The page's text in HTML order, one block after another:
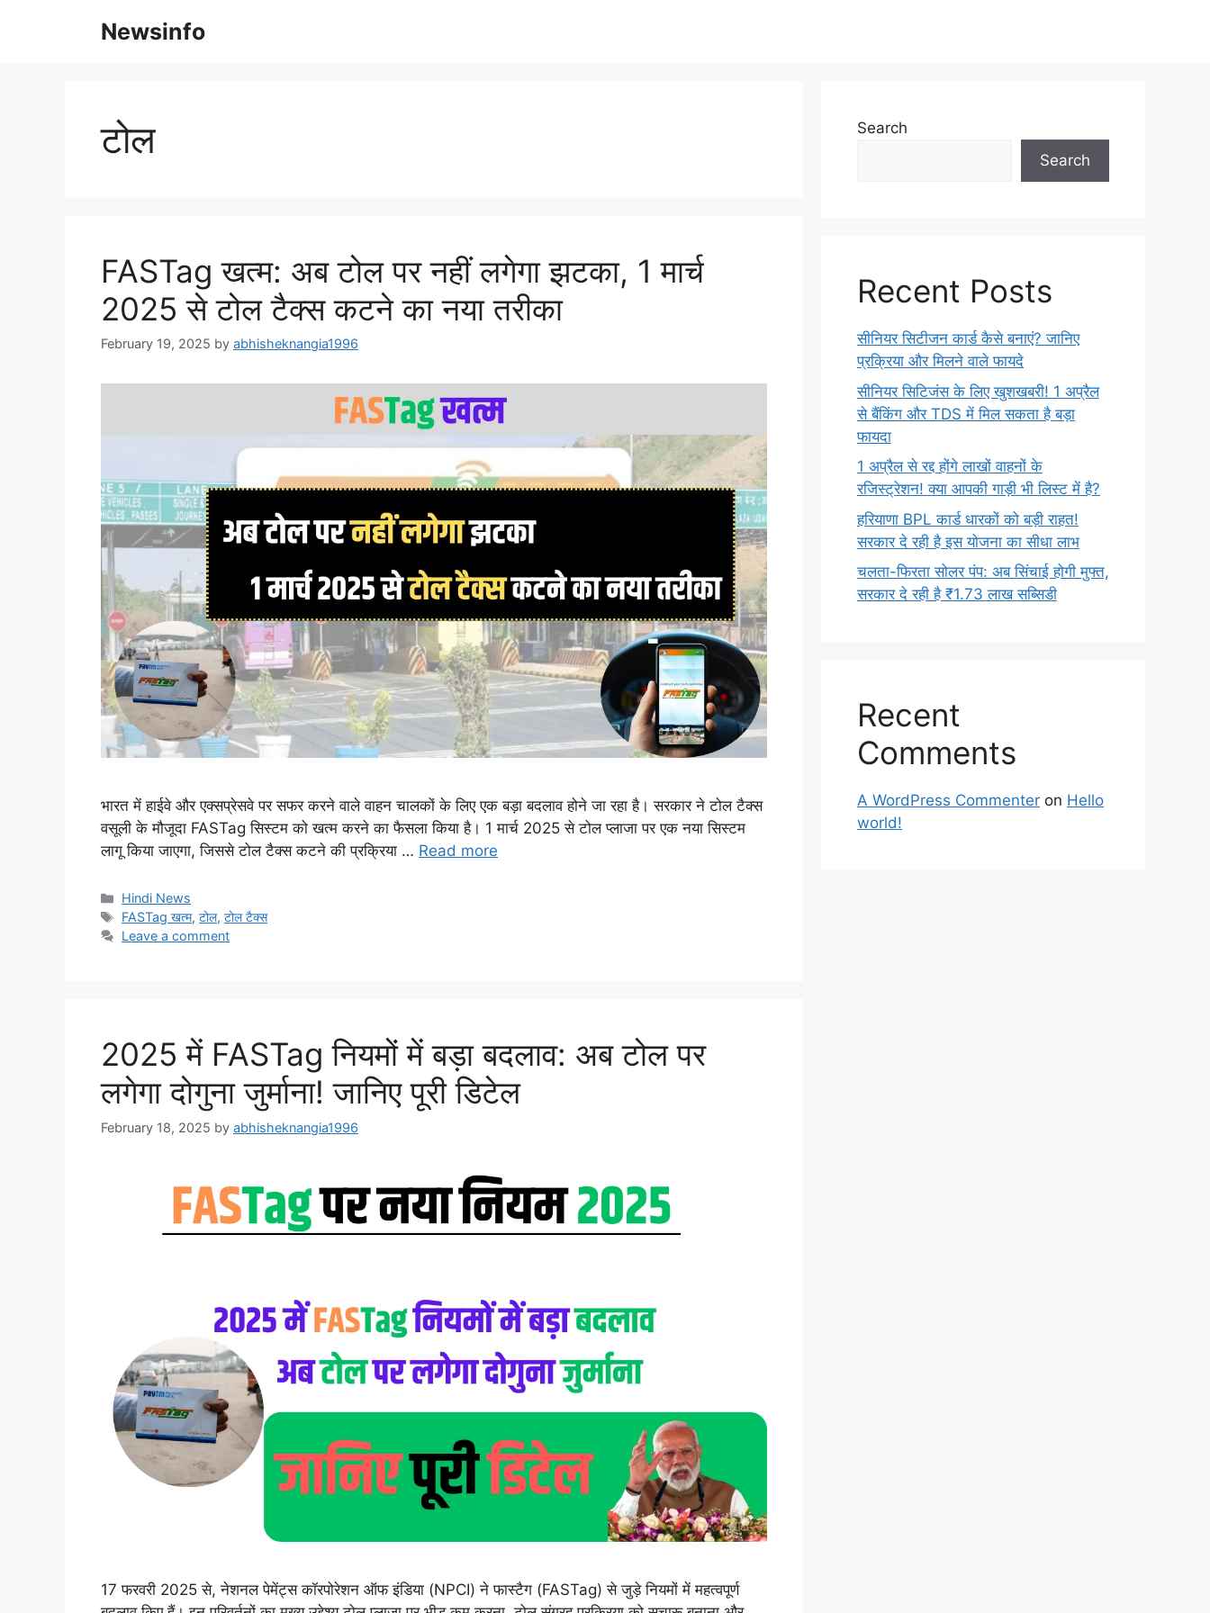
Newsinfo
टोल
FASTag खत्म: अब टोल पर नहीं लगेगा झटका, 1 मार्च
2025 से टोल टैक्स कटने का नया तरीका
February 19, 2025 by abhisheknangia1996
भारत में हाईवे और एक्सप्रेसवे पर सफर करने वाले वाहन चालकों के लिए एक बड़ा बदलाव होने जा रहा है। सरकार ने टोल टैक्स
वसूली के मौजूदा FASTag सिस्टम को खत्म करने का फैसला किया है। 1 मार्च 2025 से टोल प्लाजा पर एक नया सिस्टम
लागू किया जाएगा, जिससे टोल टैक्स कटने की प्रक्रिया … Read more
Categories
Hindi News
Tags
FASTag खत्म,टोल,टोल टैक्स
Leave a comment
2025 में FASTag नियमों में बड़ा बदलाव: अब टोल पर
लगेगा दोगुना जुर्माना! जानिए पूरी डिटेल
February 18, 2025 by abhisheknangia1996
17 फरवरी 2025 से, नेशनल पेमेंट्स कॉरपोरेशन ऑफ इंडिया (NPCI) ने फास्टैग (FASTag) से जुड़े नियमों में महत्वपूर्ण
Search
Search
Recent Posts
सीनियर सिटीजन कार्ड कैसे बनाएं? जानिए
प्रक्रिया और मिलने वाले फायदे
सीनियर सिटिजंस के लिए खुशखबरी! 1 अप्रैल
से बैंकिंग और TDS में मिल सकता है बड़ा
फायदा
1 अप्रैल से रद्द होंगे लाखों वाहनों के
रजिस्ट्रेशन! क्या आपकी गाड़ी भी लिस्ट में है?
हरियाणा BPL कार्ड धारकों को बड़ी राहत!
सरकार दे रही है इस योजना का सीधा लाभ
चलता-फिरता सोलर पंप: अब सिंचाई होगी मुफ्त,
सरकार दे रही है ₹1.73 लाख सब्सिडी
Recent
Comments
A WordPress Commenter on Hello
world!